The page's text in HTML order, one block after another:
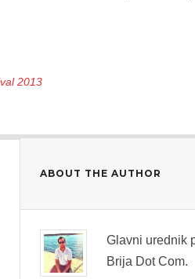
2013
ABOUT THE AUTHOR
Glavni urednik
Brija Dot Com.